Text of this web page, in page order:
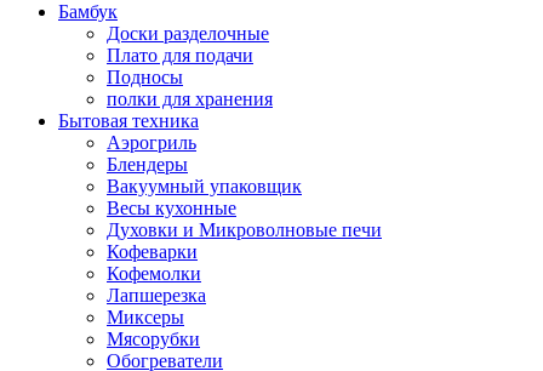
Бамбук
Доски разделочные
Плато для подачи
Подносы
полки для хранения
Бытовая техника
Аэрогриль
Блендеры
Вакуумный упаковщик
Весы кухонные
Духовки и Микроволновые печи
Кофеварки
Кофемолки
Лапшерезка
Миксеры
Мясорубки
Обогреватели